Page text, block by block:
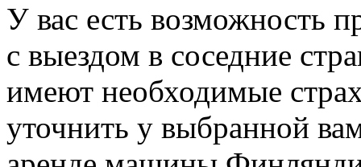
У вас есть возможность
с выездом в соседние
имеют необходимые
уточнить у выбранной